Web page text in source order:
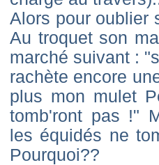
Alors pour oublier
Au troquet son
marché suivant :
rachète encore
plus mon mulet
tomb'ront pas !"
les équidés ne
Pourquoi??